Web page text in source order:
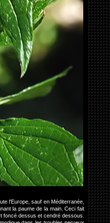
l'Europe, sauf en Méditerranée,
la paume de la main. Ceci fait
foncé dessus et cendré dessous.